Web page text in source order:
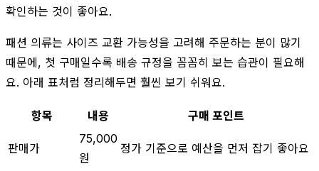
확인하는 것이 좋아요.
패션 의류는 사이즈 교환 가능성을 고려해 주문하는 분이 많기
때문에, 첫 구매일수록 배송 규정을 꼼꼼히 보는 습관이 필요해
요. 아래 표처럼 정리해두면 훨씬 보기 쉬워요.
항목 내용 구매 포인트
판매가
75,000
원
정가 기준으로 예산을 먼저 잡기 좋아요